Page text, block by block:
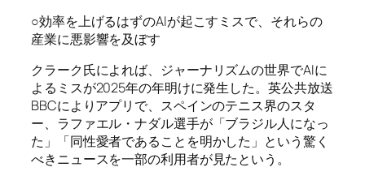
○効率を上げるはずのAIが起こすミスで、それらの
産業に悪影響を及ぼす
クラーク氏によれば、ジャーナリズムの世界でAIに
よるミスが2025年の年明けに発生した。英公共放送
BBCによりアプリで、スペインのテニス界のスタ
ー、ラファエル・ナダル選手が「ブラジル人になっ
た」「同性愛者であることを明かした」という驚く
べきニュースを一部の利用者が見たという。